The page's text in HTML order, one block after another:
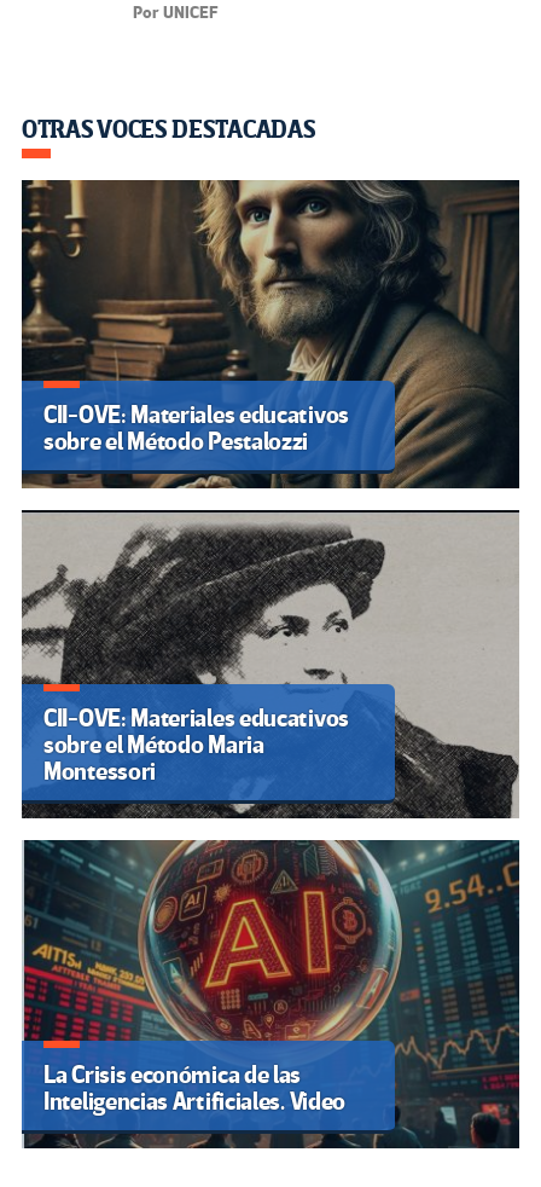
Por UNICEF
OTRAS VOCES DESTACADAS
CII-OVE: Materiales educativos
sobre el Método Pestalozzi
CII-OVE: Materiales educativos
sobre el Método Maria
Montessori
La Crisis económica de las
Inteligencias Artificiales. Video